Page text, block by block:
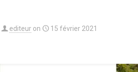
editeur on 15 février 2021